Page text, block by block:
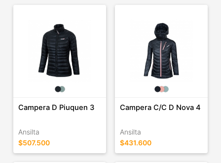
Campera D Piuquen 3
Ansilta
$507.500
Campera C/C D Nova 4
Ansilta
$431.600